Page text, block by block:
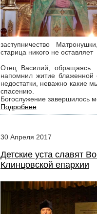
заступничество
старица никого не
Отец Василий, обращаясь
напомнил житие
недостатки, неважно какие
спасению.
Богослужение завершилось
Подробнее
30 Апреля 2017
Детские уста славят
Клинцовской епархии